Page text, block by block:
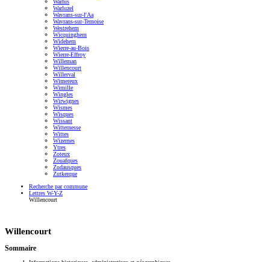
Warlus
Warluzel
Wavrans-sur-l'Aa
Wavrans-sur-Ternoise
Westrehem
Wicquinghem
Widehem
Wierre-au-Bois
Wierre-Effroy
Willeman
Willencourt
Willerval
Wimereux
Wimille
Wingles
Wirwignes
Wismes
Wisques
Wissant
Witternesse
Wittes
Wizernes
Ytres
Zoteux
Zouafques
Zudausques
Zutkerque
Recherche par commune
Lettres W-Y-Z
Willencourt
Willencourt
Sommaire